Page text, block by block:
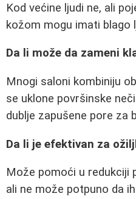
Kod većine ljudi ne, ali
kožom mogu imati blago
Da li može da zameni
Mnogi saloni kombiniju
se uklone površinske
dublje zapušene pore za
Da li je efektivan za
Može pomoći u redukciji
ali ne može potpuno da